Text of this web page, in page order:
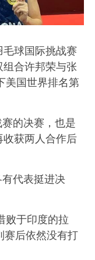
球国际挑战赛
合许邦荣与张
美国世界排名第
的决赛，也是
获两人合作后
代表挺进决
败于印度的拉
赛后依然没有打